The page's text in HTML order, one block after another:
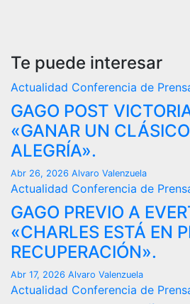
Te puede interesar
Actualidad Conferencia de
GAGO POST
«GANAR UN
ALEGRÍA».
Abr 26, 2026 Alvaro Valenzuela
Actualidad Conferencia de
GAGO PREVIO A
«CHARLES ESTÁ EN
RECUPERACIÓN».
Abr 17, 2026 Alvaro Valenzuela
Actualidad Conferencia de